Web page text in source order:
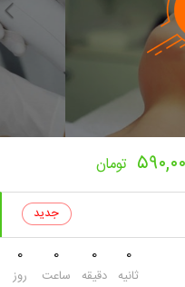
تومان
0
روز
0
ساعت
0
دقیقه
0
ثانیه